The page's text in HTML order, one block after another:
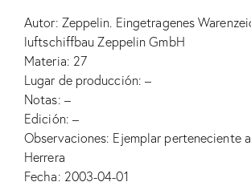
Autor: Zeppelin. Eingetragenes
luftschiffbau Zeppelin GmbH
Materia: 27
Lugar de producción: –
Notas: –
Edición: –
Observaciones: Ejemplar perteneciente
Herrera
Fecha: 2003-04-01